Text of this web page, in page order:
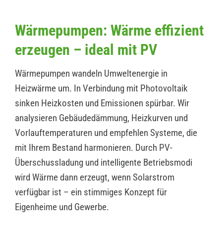
Wärmepumpen: Wärme effizient
erzeugen – ideal mit PV
Wärmepumpen wandeln Umweltenergie in
Heizwärme um. In Verbindung mit Photovoltaik
sinken Heizkosten und Emissionen spürbar. Wir
analysieren Gebäudedämmung, Heizkurven und
Vorlauftemperaturen und empfehlen Systeme, die
mit Ihrem Bestand harmonieren. Durch PV-
Überschussladung und intelligente Betriebsmodi
wird Wärme dann erzeugt, wenn Solarstrom
verfügbar ist – ein stimmiges Konzept für
Eigenheime und Gewerbe.